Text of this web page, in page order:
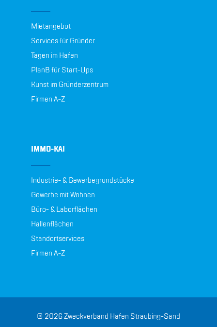
Mietangebot
Services für Gründer
Tagen im Hafen
PlanB für Start-Ups
Kunst im Gründerzentrum
Firmen A-Z
IMMO-KAI
Industrie- & Gewerbegrundstücke
Gewerbe mit Wohnen
Büro- & Laborflächen
Hallenflächen
Standortservices
Firmen A-Z
© 2026 Zweckverband Hafen Straubing-Sand